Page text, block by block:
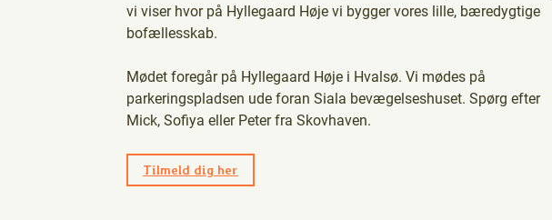
vi viser hvor på Hyllegaard Høje vi bygger vores lille, bæredygtige
bofællesskab.
Mødet foregår på Hyllegaard Høje i Hvalsø. Vi mødes på
parkeringspladsen ude foran Siala bevægelseshuset. Spørg efter
Mick, Sofiya eller Peter fra Skovhaven.
Tilmeld dig her